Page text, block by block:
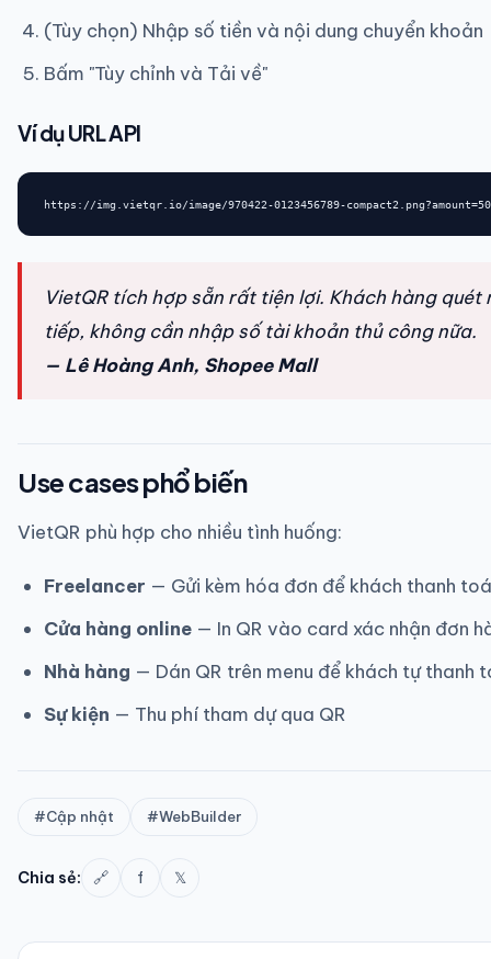
(Tùy chọn) Nhập số tiền và nội dung chuyển khoản
Bấm "Tùy chỉnh và Tải về"
Ví dụ URL API
https://img.vietqr.io/image/970422-0123456789-
VietQR tích hợp sẵn rất tiện lợi. Khách hàng
tiếp, không cần nhập số tài khoản thủ công nữa.
— Lê Hoàng Anh, Shopee Mall
Use cases phổ biến
VietQR phù hợp cho nhiều tình huống:
Freelancer — Gửi kèm hóa đơn để khách thanh
Cửa hàng online — In QR vào card xác nhận đơn
Nhà hàng — Dán QR trên menu để khách tự thanh
Sự kiện — Thu phí tham dự qua QR
#Cập nhật #WebBuilder
Chia sẻ: 🔗 f 𝕏